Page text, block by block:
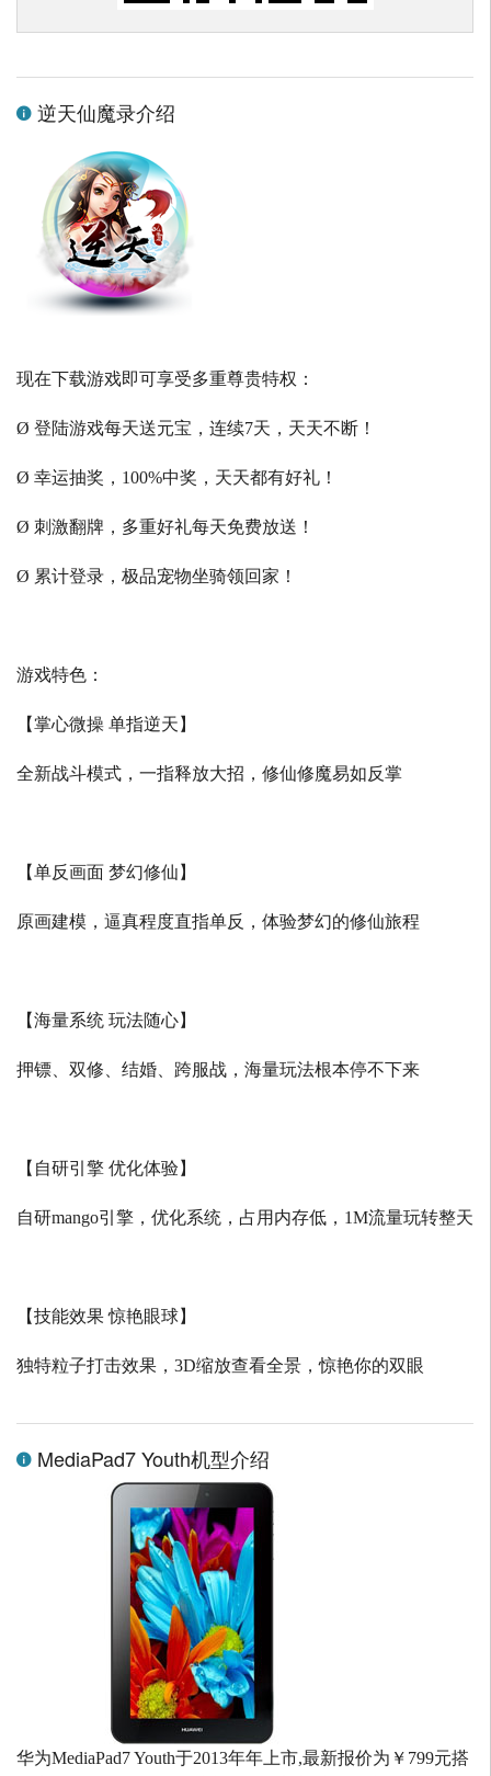
逆天仙魔录介绍
现在下载游戏即可享受多重尊贵特权：
Ø 登陆游戏每天送元宝，连续7天，天天不断！
Ø 幸运抽奖，100%中奖，天天都有好礼！
Ø 刺激翻牌，多重好礼每天免费放送！
Ø 累计登录，极品宠物坐骑领回家！
游戏特色：
【掌心微操 单指逆天】
全新战斗模式，一指释放大招，修仙修魔易如反掌
【单反画面 梦幻修仙】
原画建模，逼真程度直指单反，体验梦幻的修仙旅程
【海量系统 玩法随心】
押镖、双修、结婚、跨服战，海量玩法根本停不下来
【自研引擎 优化体验】
自研mango引擎，优化系统，占用内存低， 1M流量玩转整天
【技能效果 惊艳眼球】
独特粒子打击效果， 3D缩放查看全景，惊艳你的双眼
MediaPad7 Youth机型介绍
华为MediaPad7 Youth于2013年年上市,最新报价为￥799元搭